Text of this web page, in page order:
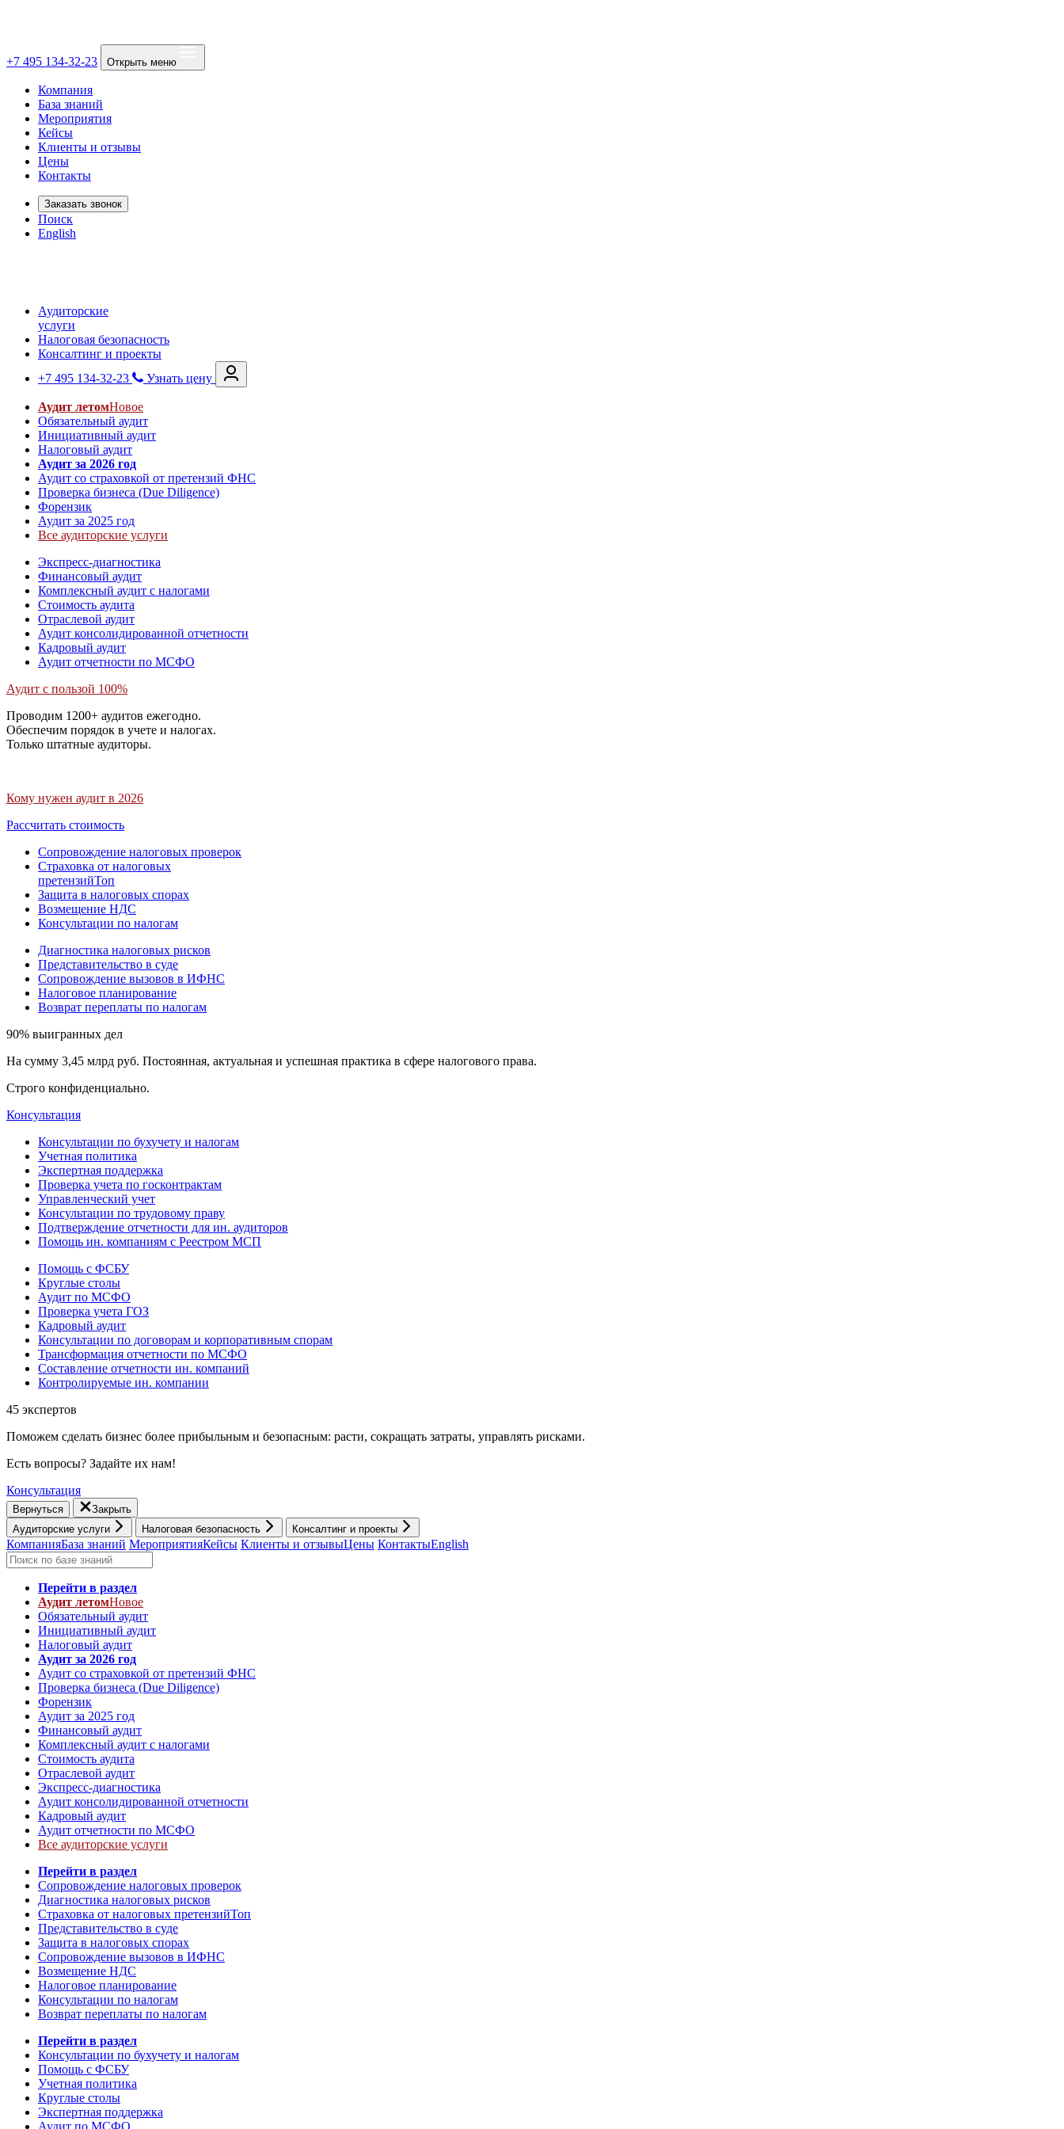
+7 495 134-32-23 Открыть меню
Компания
База знаний
Мероприятия
Кейсы
Клиенты и отзывы
Цены
Контакты
Заказать звонок
Поиск
English
Аудиторские
услуги
Налоговая безопасность
Консалтинг и проекты
+7 495 134-32-23
Узнать цену
Аудит летомНовое
Обязательный аудит
Инициативный аудит
Налоговый аудит
Аудит за 2026 год
Аудит со страховкой от претензий ФНС
Проверка бизнеса (Due Diligence)
Форензик
Аудит за 2025 год
Все аудиторские услуги
Экспресс-диагностика
Финансовый аудит
Комплексный аудит с налогами
Стоимость аудита
Отраслевой аудит
Аудит консолидированной отчетности
Кадровый аудит
Аудит отчетности по МСФО
Аудит с пользой 100%
Проводим 1200+ аудитов ежегодно.
Обеспечим порядок в учете и налогах.
Только штатные аудиторы.
Кому нужен аудит в 2026
Рассчитать стоимость
Сопровождение налоговых проверок
Страховка от налоговых
претензийТоп
Защита в налоговых спорах
Возмещение НДС
Консультации по налогам
Диагностика налоговых рисков
Представительство в суде
Сопровождение вызовов в ИФНС
Налоговое планирование
Возврат переплаты по налогам
90% выигранных дел
На сумму 3,45 млрд руб. Постоянная, актуальная и успешная практика в сфере налогового права.
Строго конфиденциально.
Консультация
Консультации по бухучету и налогам
Учетная политика
Экспертная поддержка
Проверка учета по госконтрактам
Управленческий учет
Консультации по трудовому праву
Подтверждение отчетности для ин. аудиторов
Помощь ин. компаниям с Реестром МСП
Помощь с ФСБУ
Круглые столы
Аудит по МСФО
Проверка учета ГОЗ
Кадровый аудит
Консультации по договорам и корпоративным спорам
Трансформация отчетности по МСФО
Составление отчетности ин. компаний
Контролируемые ин. компании
45 экспертов
Поможем сделать бизнес более прибыльным и безопасным: расти, cокращать затраты, управлять рисками.
Есть вопросы? Задайте их нам!
Консультация
Вернуться
Закрыть
Аудиторские услуги
Налоговая безопасность Консалтинг и проекты
КомпанияБаза знаний МероприятияКейсы Клиенты и отзывыЦены КонтактыEnglish
Перейти в раздел
Аудит летомНовое
Обязательный аудит
Инициативный аудит
Налоговый аудит
Аудит за 2026 год
Аудит со страховкой от претензий ФНС
Проверка бизнеса (Due Diligence)
Форензик
Аудит за 2025 год
Финансовый аудит
Комплексный аудит с налогами
Стоимость аудита
Отраслевой аудит
Экспресс-диагностика
Аудит консолидированной отчетности
Кадровый аудит
Аудит отчетности по МСФО
Все аудиторские услуги
Перейти в раздел
Сопровождение налоговых проверок
Диагностика налоговых рисков
Страховка от налоговых претензийТоп
Представительство в суде
Защита в налоговых спорах
Сопровождение вызовов в ИФНС
Возмещение НДС
Налоговое планирование
Консультации по налогам
Возврат переплаты по налогам
Перейти в раздел
Консультации по бухучету и налогам
Помощь с ФСБУ
Учетная политика
Круглые столы
Экспертная поддержка
Аудит по МСФО